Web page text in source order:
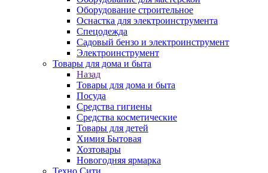
Оборудование строительное
Оснастка для электроинструмента
Спецодежда
Садовый бензо и электроинструмент
Электроинструмент
Товары для дома и быта
Назад
Товары для дома и быта
Посуда
Средства гигиены
Средства косметические
Товары для детей
Химия Бытовая
Хозтовары
Новогодняя ярмарка
Техно Сити